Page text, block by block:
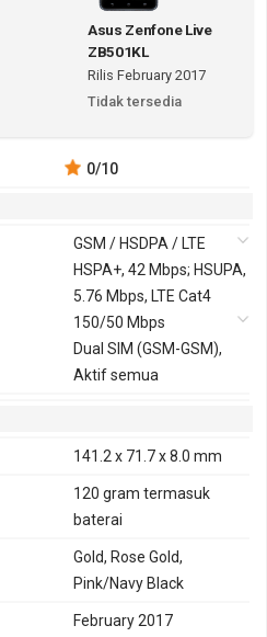
Asus Zenfone Live
ZB501KL
Rilis February 2017
Tidak tersedia
0/10
GSM / HSDPA / LTE
HSDPA
900, 1900,
2100
HSPA+, 42 Mbps; HSUPA,
5.76 Mbps, LTE Cat4
150/50 Mbps
Dual SIM (GSM-GSM),
Aktif semua
141.2 x 71.7 x 8.0 mm
120 gram termasuk
baterai
Gold, Rose Gold,
Pink/Navy Black
February 2017